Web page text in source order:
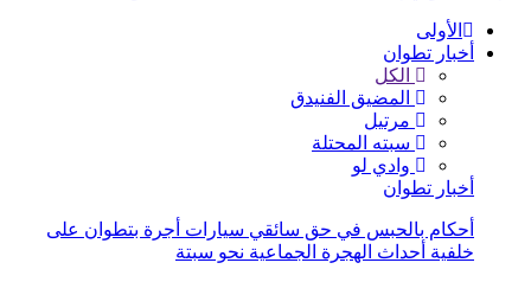
الأولى
أخبار تطوان
الكل
المضيق الفنيدق
مرتيل
سبته المحتلة
وادي لو
أخبار تطوان
أحكام بالحبس في حق سائقي سيارات أجرة بتطوان على
خلفية أحداث الهجرة الجماعية نحو سبتة